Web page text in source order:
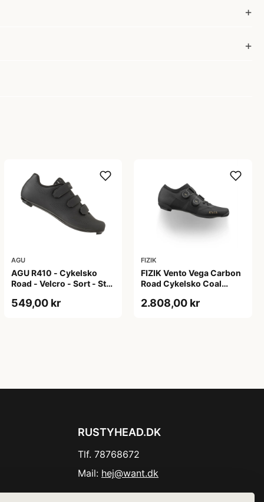
AGU
AGU R410 - Cykelsko
Road - Velcro - Sort - Str.
549,00 kr
FIZIK
FIZIK Vento Vega Carbon
Road Cykelsko Coal
2.808,00 kr
RUSTYHEAD.DK
Tlf. 78768672
Mail: hej@want.dk